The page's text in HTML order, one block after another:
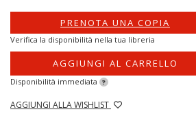
PRENOTA UNA COPIA
Verifica la disponibilità nella tua libreria
AGGIUNGI AL CARRELLO
Disponibilità immediata ?
AGGIUNGI ALLA WISHLIST